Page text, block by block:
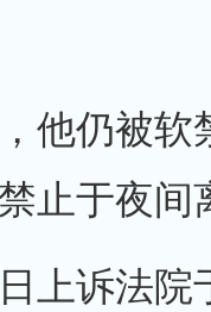
他仍被软
止于夜间
上诉法院